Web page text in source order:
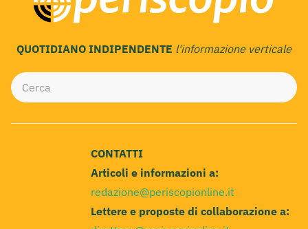
QUOTIDIANO INDIPENDENTE l'informazione verticale
CONTATTI
Articoli e informazioni a:
redazione@periscopionline.it
Lettere e proposte di collaborazione a: